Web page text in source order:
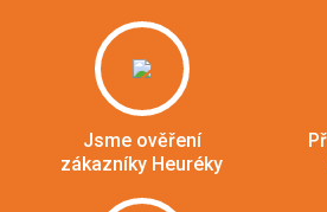
Jsme ověření
zákazníky Heuréky